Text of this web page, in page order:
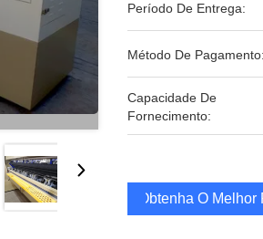
Período De Entrega:
Método De Pagamento:
Capacidade De
Fornecimento:
Obtenha O Melhor